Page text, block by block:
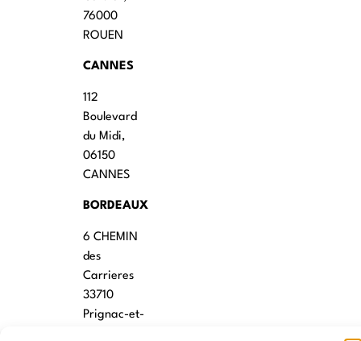
76000
ROUEN
CANNES
112
Boulevard
du Midi,
06150
CANNES
BORDEAUX
6 CHEMIN
des
Carrieres
33710
Prignac-et-